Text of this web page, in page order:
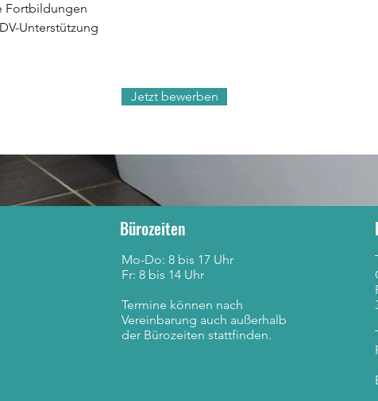
Fortbildungen
Unterstützung
Jetzt bewerben
Bürozeiten
Mo-Do: 8 bis 17 Uhr
Fr: 8 bis 14 Uhr
Termine können nach
Vereinbarung auch außerhalb
der Bürozeiten stattfinden.